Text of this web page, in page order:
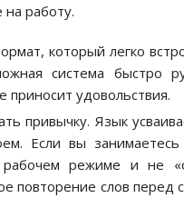
на работу.
который легко
система быстро
приносит удовольствия.
привычку. Язык
Если вы занимаетесь
рабочем режиме и не
повторение слов перед